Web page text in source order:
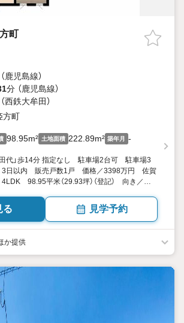
町
鹿児島線）
分 （鹿児島線）
西鉄大牟田）
方町
98.95m² 土地面積 222.89m² 築年月 -
田代」歩14分 指定なし 駐車場2台可 駐車場3
日以内 販売戸数1戸 価格／3398万円 佐賀
98.95平米（29.93坪）（登記） 向き／▼
る 見学予約
か提供